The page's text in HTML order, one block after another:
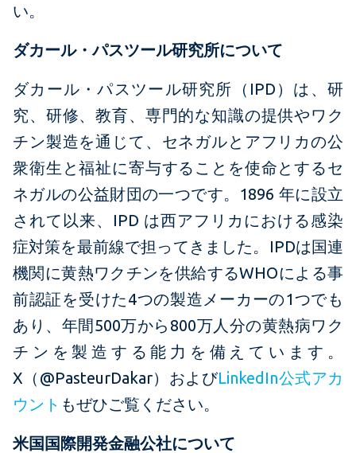
い。
ダカール・パスツール研究所について
ダカール・パスツール研究所（IPD）は、研
究、研修、教育、専門的な知識の提供やワク
チン製造を通じて、セネガルとアフリカの公
衆衛生と福祉に寄与することを使命とするセ
ネガルの公益財団の一つです。1896 年に設立
されて以来、IPD は西アフリカにおける感染
症対策を最前線で担ってきました。IPDは国連
機関に黄熱ワクチンを供給するWHOによる事
前認証を受けた4つの製造メーカーの1つでも
あり、年間500万から800万人分の黄熱病ワク
チンを製造する能力を備えています。
X（@PasteurDakar）およびLinkedIn公式アカ
ウント もぜひご覧ください。
米国国際開発金融公社について